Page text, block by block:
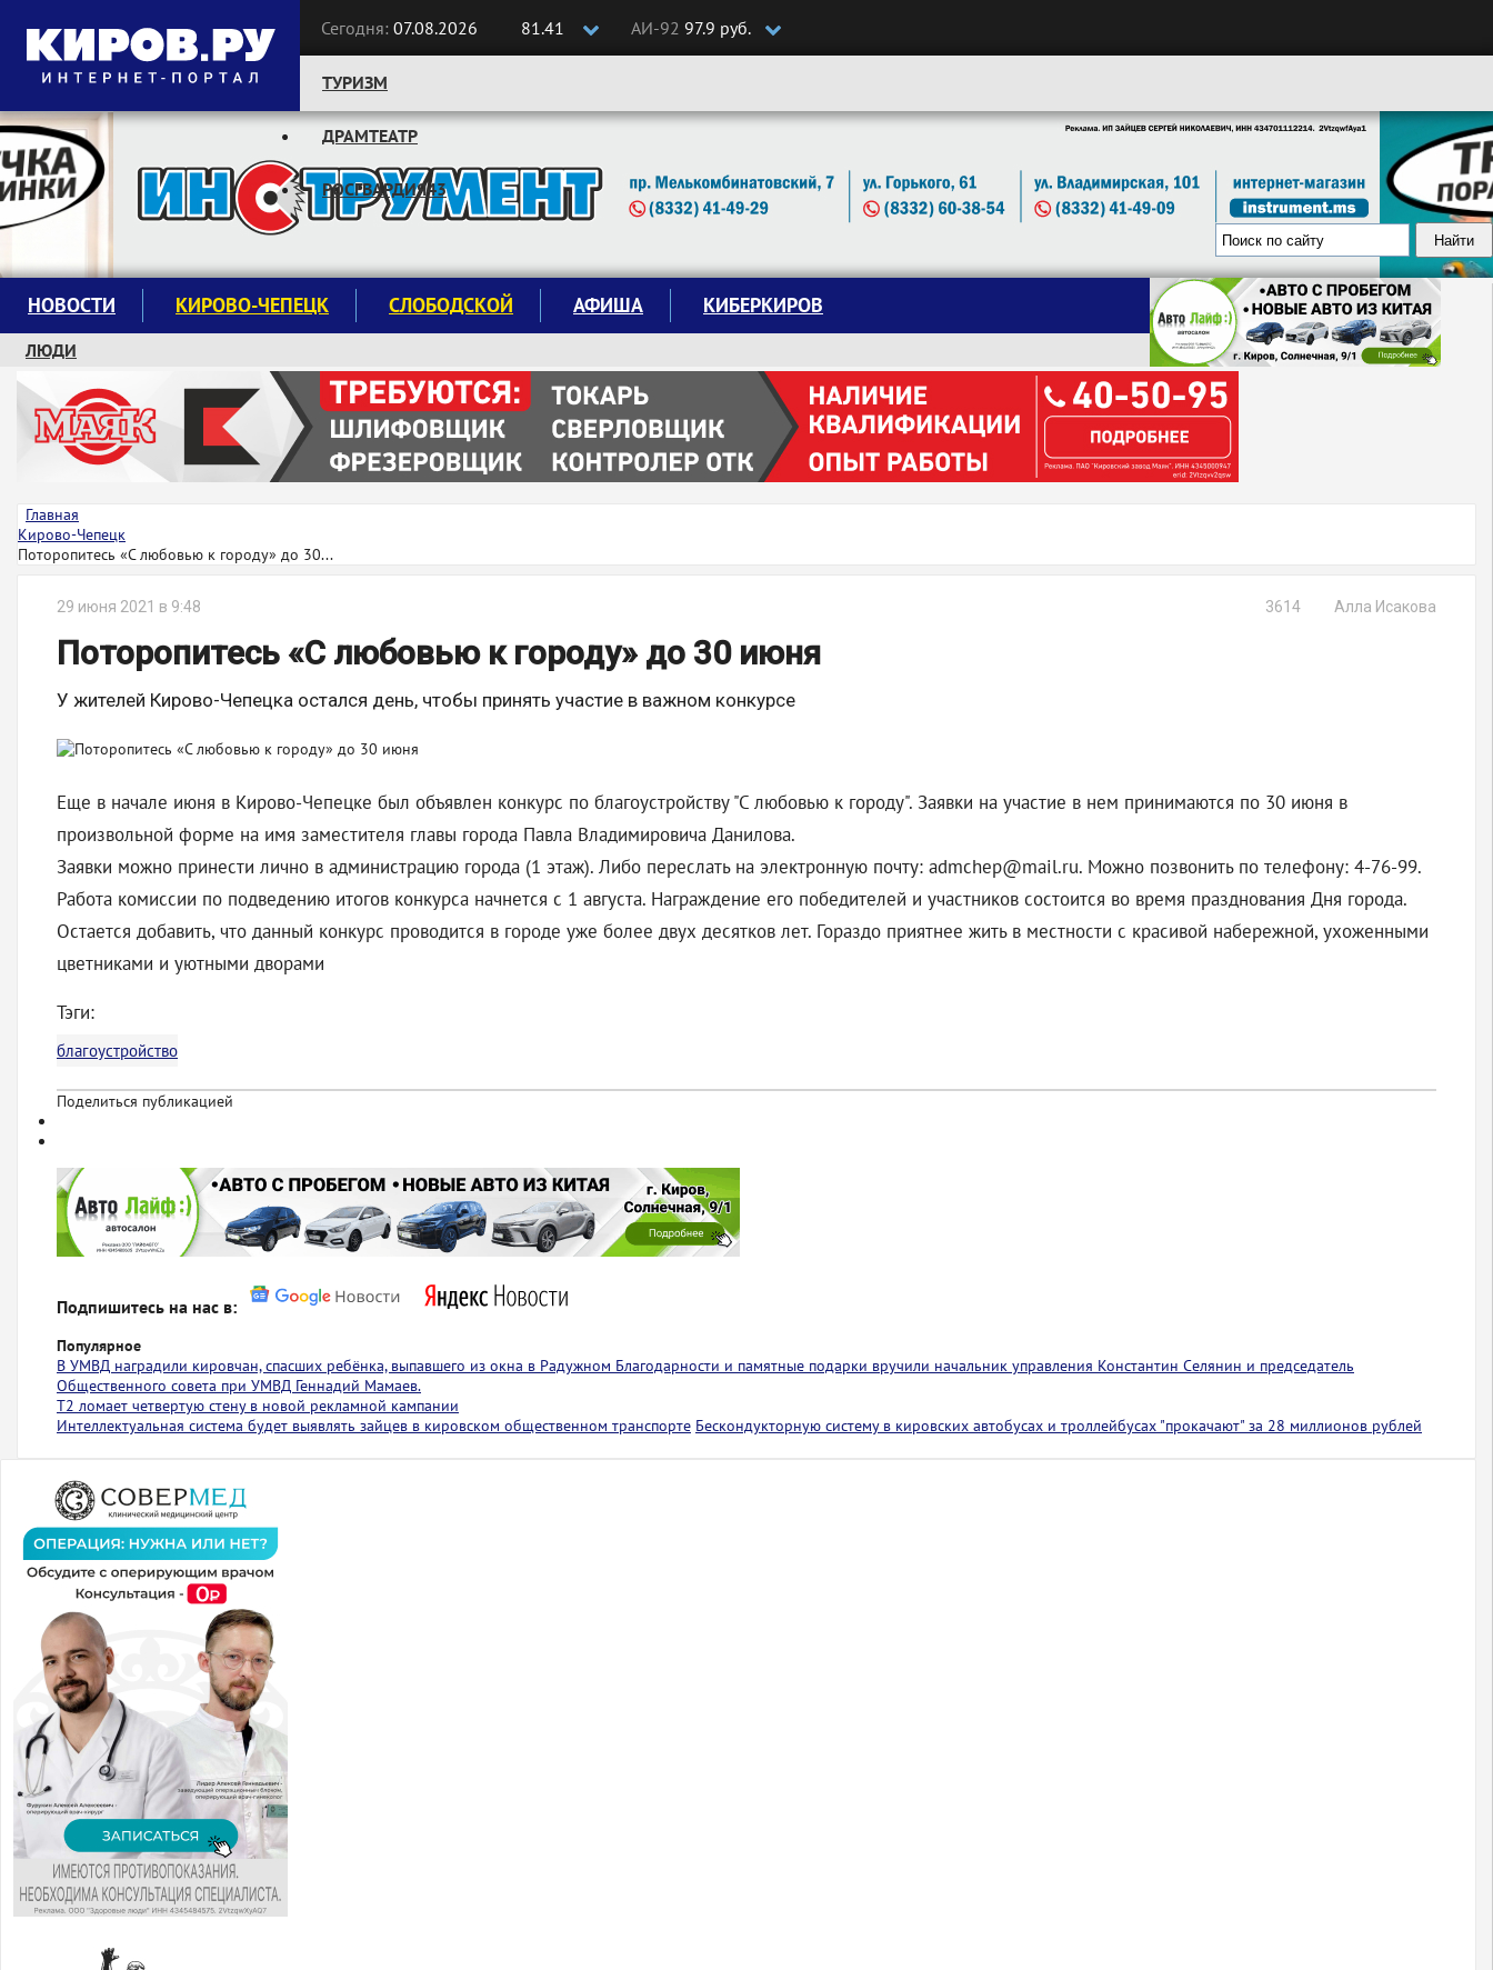
Сегодня: 07.08.2026 81.41 АИ-92 97.9 руб.
Следите за новостями:
ТУРИЗМ
ДРАМТЕАТР
РОСГВАРДИЯ43
НОВОСТИ КИРОВО-ЧЕПЕЦК СЛОБОДСКОЙ АФИША КИБЕРКИРОВ
ЛЮДИ
КРУЖКИ И СЕКЦИИ
ЗАВОДУ "МАЯК" 85 ЛЕТ
ЭКОЛОГИЯ
Главная
Кирово-Чепецк
Поторопитесь «С любовью к городу» до 30...
29 июня 2021 в 9:48 Алла Исакова
3614
Поторопитесь «С любовью к городу» до 30 июня
У жителей Кирово-Чепецка остался день, чтобы принять участие в важном конкурсе
Еще в начале июня в Кирово-Чепецке был объявлен конкурс по благоустройству "С любовью к городу". Заявки на участие в нем принимаются по 30 июня в
произвольной форме на имя заместителя главы города Павла Владимировича Данилова.
Заявки можно принести лично в администрацию города (1 этаж). Либо переслать на электронную почту: admchep@mail.ru. Можно позвонить по телефону: 4-76-99.
Работа комиссии по подведению итогов конкурса начнется с 1 августа. Награждение его победителей и участников состоится во время празднования Дня города.
Остается добавить, что данный конкурс проводится в городе уже более двух десятков лет. Гораздо приятнее жить в местности с красивой набережной, ухоженными
цветниками и уютными дворами
Тэги:
благоустройство
Поделиться публикацией
Подпишитесь на нас в:
Популярное
В УМВД наградили кировчан, спасших ребёнка, выпавшего из окна в Радужном Благодарности и памятные подарки вручили начальник управления Константин Селянин и председатель
Общественного совета при УМВД Геннадий Мамаев.
Т2 ломает четвертую стену в новой рекламной кампании
Интеллектуальная система будет выявлять зайцев в кировском общественном транспорте Бескондукторную систему в кировских автобусах и троллейбусах "прокачают" за 28 миллионов рублей